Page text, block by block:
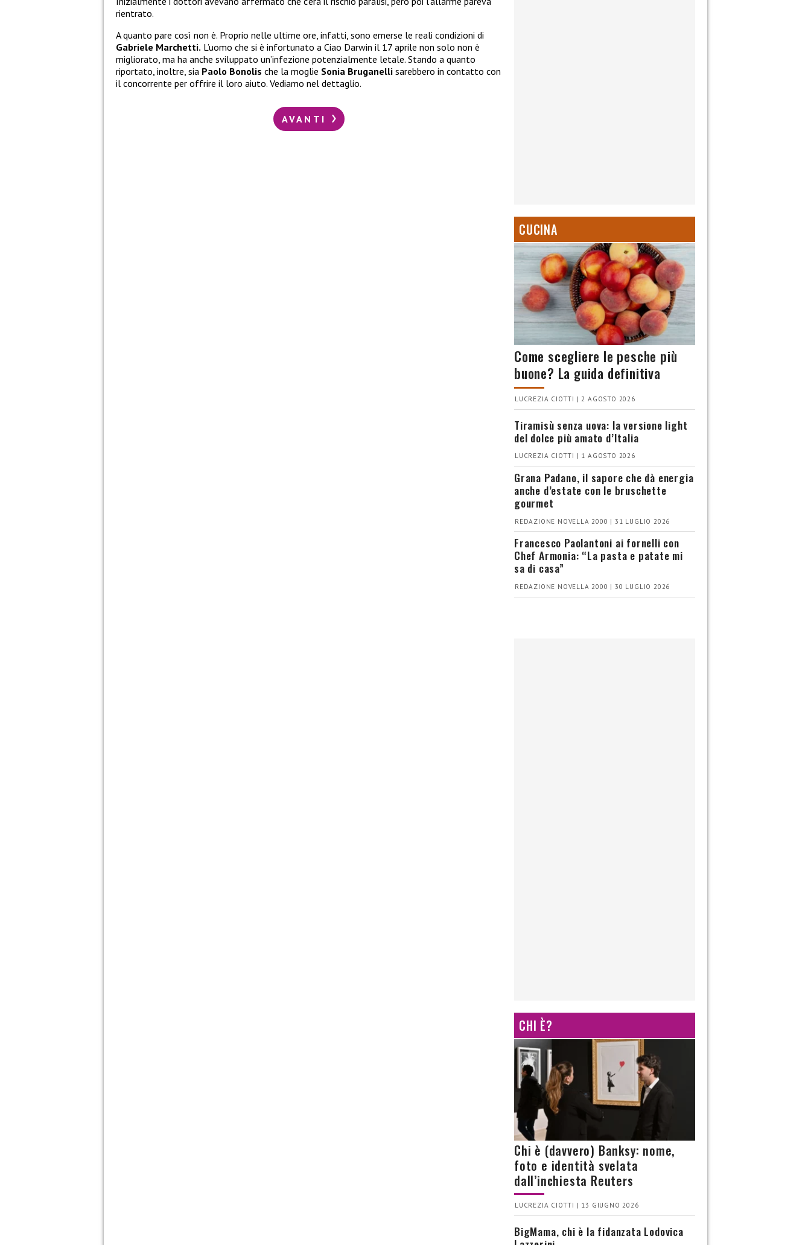
rientrato.
A quanto pare così non è. Proprio nelle ultime ore, infatti, sono emerse le reali condizioni di
Gabriele Marchetti. L’uomo che si è infortunato a Ciao Darwin il 17 aprile non solo non è
migliorato, ma ha anche sviluppato un’infezione potenzialmente letale. Stando a quanto
riportato, inoltre, sia Paolo Bonolis che la moglie Sonia Bruganelli sarebbero in contatto con
il concorrente per offrire il loro aiuto. Vediamo nel dettaglio.
AVANTI
CUCINA
Come scegliere le pesche più
buone? La guida definitiva
LUCREZIA CIOTTI | 2 AGOSTO 2026
Tiramisù senza uova: la versione light
del dolce più amato d’Italia
LUCREZIA CIOTTI | 1 AGOSTO 2026
Grana Padano, il sapore che dà energia
anche d’estate con le bruschette
gourmet
REDAZIONE NOVELLA 2000 | 31 LUGLIO 2026
Francesco Paolantoni ai fornelli con
Chef Armonia: “La pasta e patate mi
sa di casa”
REDAZIONE NOVELLA 2000 | 30 LUGLIO 2026
CHI È?
Chi è (davvero) Banksy: nome,
foto e identità svelata
dall’inchiesta Reuters
LUCREZIA CIOTTI | 13 GIUGNO 2026
BigMama, chi è la fidanzata Lodovica